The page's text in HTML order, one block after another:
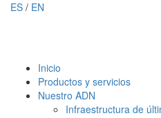
ES / EN
Inicio
Productos y servicios
Nuestro ADN
Infraestructura de